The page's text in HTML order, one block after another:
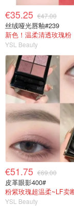
€35.25 €47.00
丝绒哑光唇釉#239
YSL Beauty
€51.75 €69.00
皮革眼影400#
粉紫玫瑰超温柔~LF卖
YSL Beauty